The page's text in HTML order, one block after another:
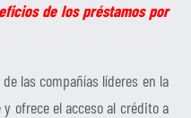
de los préstamos por
las compañías líderes en la
ofrece el acceso al crédito a